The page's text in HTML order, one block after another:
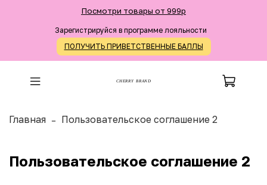
Посмотри товары от 999р
Зарегистрируйся в программе лояльности
ПОЛУЧИТЬ ПРИВЕТСТВЕННЫЕ БАЛЛЫ
CHERRY BRAND
Главная Пользовательское соглашение 2
Пользовательское соглашение 2